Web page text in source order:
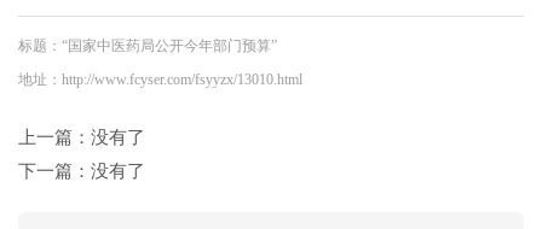
标题：“国家中医药局公开今年部门预算”
地址：http://www.fcyser.com/fsyyzx/13010.html
上一篇：没有了
下一篇：没有了